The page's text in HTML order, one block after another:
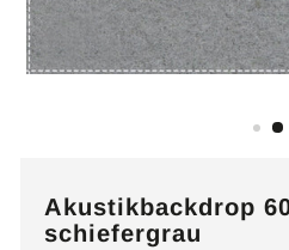
Akustikbackdrop
schiefergrau